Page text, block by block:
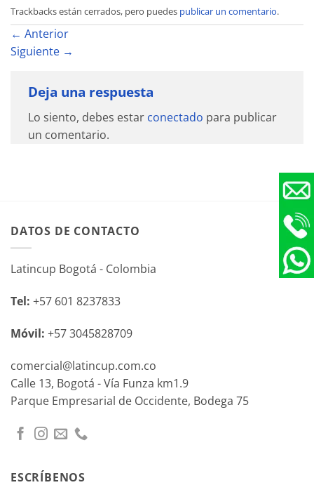
Trackbacks están cerrados, pero puedes publicar un comentario.
← Anterior
Siguiente →
Deja una respuesta
Lo siento, debes estar conectado para publicar
un comentario.
DATOS DE CONTACTO
Latincup Bogotá - Colombia
Tel: +57 601 8237833
Móvil: +57 3045828709
comercial@latincup.com.co
Calle 13, Bogotá - Vía Funza km1.9
Parque Empresarial de Occidente, Bodega 75
ESCRÍBENOS